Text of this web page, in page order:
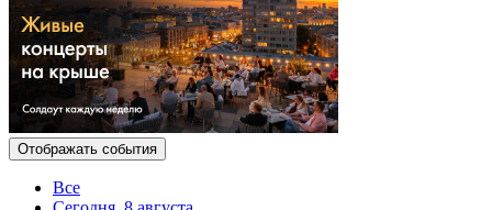
Отображать события
Все